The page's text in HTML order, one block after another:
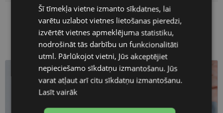
Deguna pārnese 12 ENGLISH
FINNISH
Šī tīmekļa vietne izmanto sīkdatnes, lai
varētu uzlabot vietnes lietošanas pieredzi,
izvērtēt vietnes apmeklējuma statistiku,
nodrošināt tās darbību un funkcionalitāti
utml. Pārlūkojot vietni, Jūs akceptējiet
nepieciešamo sīkdatņu izmantošanu. Jūs
varat atļaut arī citu sīkdatņu izmantošanu.
Lasīt vairāk